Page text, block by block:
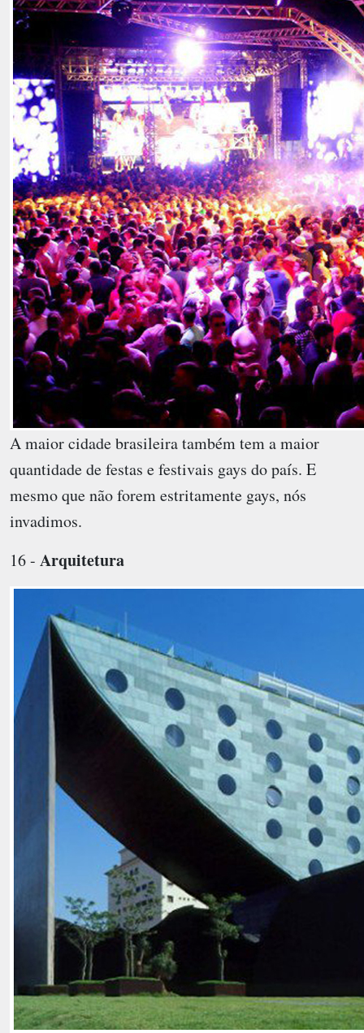
A maior cidade brasileira também tem a maior
quantidade de festas e festivais gays do país. E
mesmo que não forem estritamente gays, nós
invadimos.
16 - Arquitetura